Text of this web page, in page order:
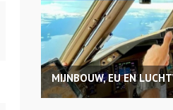
MIJNBOUW, EU EN